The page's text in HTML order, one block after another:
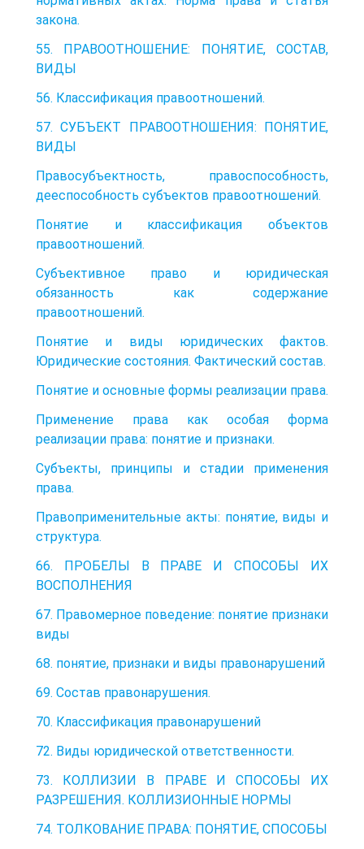
закона.
55. ПРАВООТНОШЕНИЕ: ПОНЯТИЕ, СОСТАВ,
ВИДЫ
56. Классификация правоотношений.
57. СУБЪЕКТ ПРАВООТНОШЕНИЯ: ПОНЯТИЕ,
ВИДЫ
Правосубъектность, правоспособность,
дееспособность субъектов правоотношений.
Понятие и классификация объектов
правоотношений.
Субъективное право и юридическая
обязанность как содержание
правоотношений.
Понятие и виды юридических фактов.
Юридические состояния. Фактический состав.
Понятие и основные формы реализации права.
Применение права как особая форма
реализации права: понятие и признаки.
Субъекты, принципы и стадии применения
права.
Правоприменительные акты: понятие, виды и
структура.
66. ПРОБЕЛЫ В ПРАВЕ И СПОСОБЫ ИХ
ВОСПОЛНЕНИЯ
67. Правомерное поведение: понятие признаки
виды
68. понятие, признаки и виды правонарушений
69. Состав правонарушения.
70. Классификация правонарушений
72. Виды юридической ответственности.
73. КОЛЛИЗИИ В ПРАВЕ И СПОСОБЫ ИХ
РАЗРЕШЕНИЯ. КОЛЛИЗИОННЫЕ НОРМЫ
74. ТОЛКОВАНИЕ ПРАВА: ПОНЯТИЕ, СПОСОБЫ